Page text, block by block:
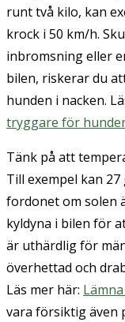
runt två kilo, kan
krock i 50 km/h.
inbromsning eller
bilen, riskerar du
hunden i nacken.
tryggare för
Tänk på att
Till exempel kan
fordonet om solen
kyldyna i bilen för
är uthärdlig för
överhettad och
Läs mer här:
vara försiktig även